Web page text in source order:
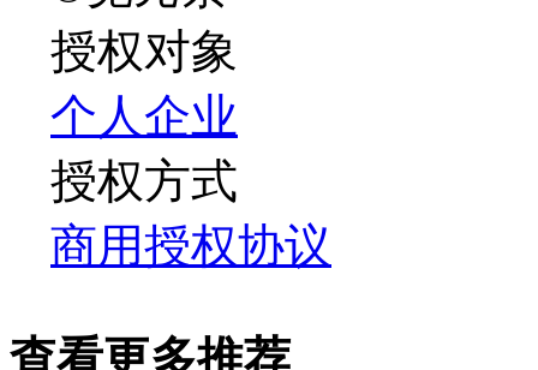
授权对象
个人企业
授权方式
商用授权协议
查看更多推荐